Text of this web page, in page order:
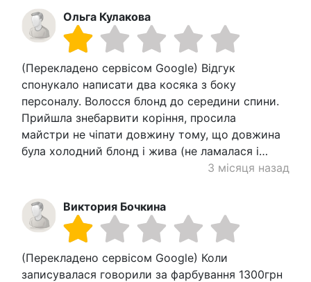
Ольга Кулакова
(Перекладено сервісом Google) Відгук
спонукало написати два косяка з боку
персоналу. Волосся блонд до середини спини.
Прийшла знебарвити коріння, просила
майстри не чіпати довжину тому, що довжина
була холодний блонд і жива (не ламалася і…
3 місяця назад
Виктория Бочкина
(Перекладено сервісом Google) Коли
записувалася говорили за фарбування 1300грн